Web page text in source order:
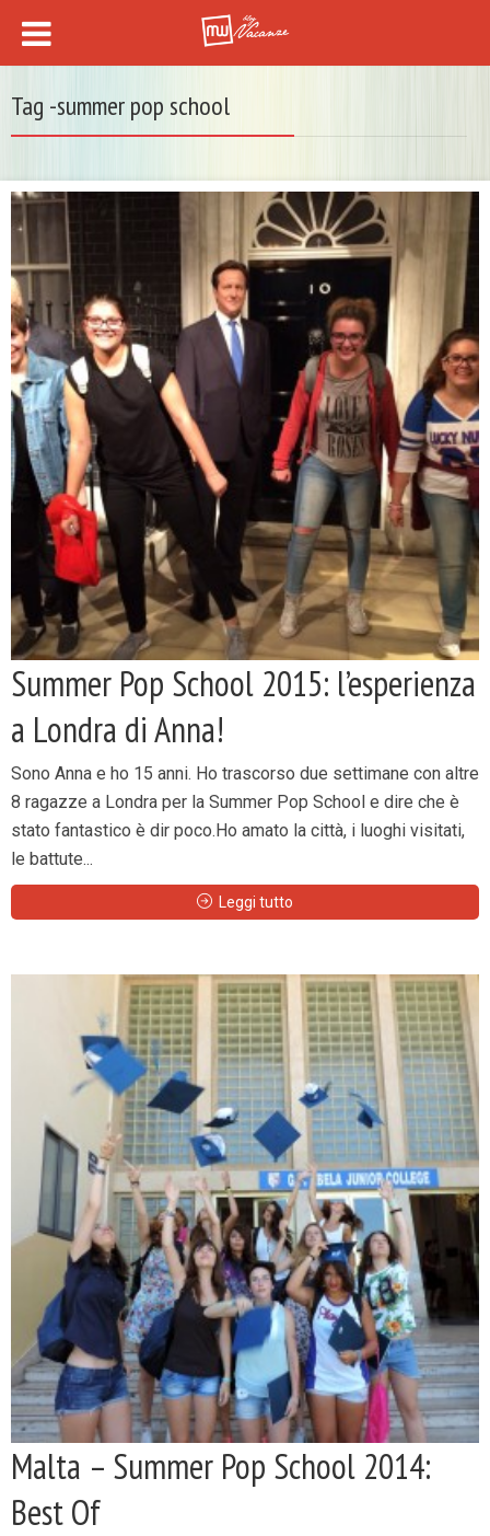
Tag -summer pop school
Summer Pop School 2015: l’esperienza
a Londra di Anna!
Sono Anna e ho 15 anni. Ho trascorso due settimane con altre
8 ragazze a Londra per la Summer Pop School e dire che è
stato fantastico è dir poco.Ho amato la città, i luoghi visitati,
le battute...
Leggi tutto
Malta – Summer Pop School 2014:
Best Of